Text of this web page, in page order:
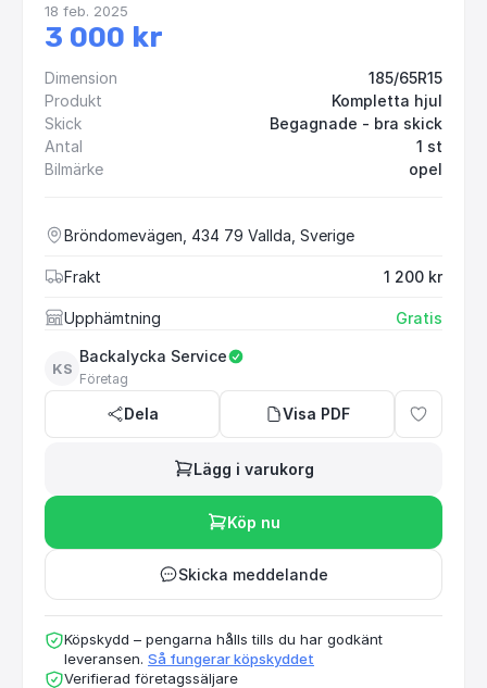
18 feb. 2025
3 000 kr
Dimension
185/65R15
Produkt
Kompletta hjul
Skick
Begagnade - bra skick
Antal
1 st
Bilmärke
opel
Bröndomevägen, 434 79 Vallda, Sverige
Frakt 1 200 kr
Upphämtning Gratis
KS
Backalycka Service
Företag
Dela Visa PDF
Lägg i varukorg
Köp nu
Skicka meddelande
Köpskydd – pengarna hålls tills du har godkänt
leveransen. Så fungerar köpskyddet
Verifierad företagssäljare